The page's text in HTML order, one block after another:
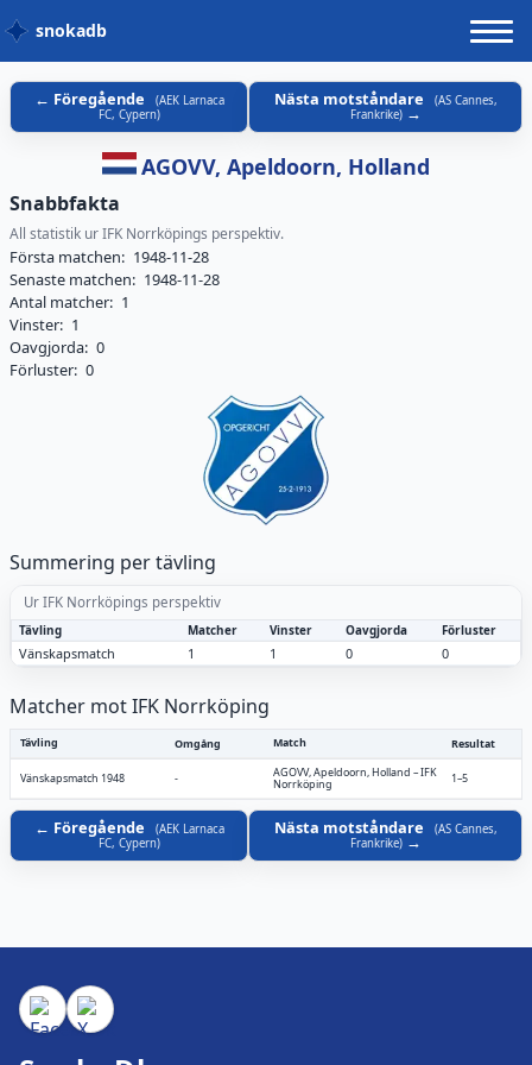
snokadb
Föregående (AEK Larnaca
FC, Cypern)
Nästa motståndare (AS Cannes,
Frankrike)
AGOVV, Apeldoorn, Holland
Snabbfakta
All statistik ur IFK Norrköpings perspektiv.
Första matchen: 1948-11-28
Senaste matchen: 1948-11-28
Antal matcher: 1
Vinster: 1
Oavgjorda: 0
Förluster: 0
Summering per tävling
Ur IFK Norrköpings perspektiv
Tävling Matcher Vinster Oavgjorda Förluster
Vänskapsmatch 1 1 0 0
Matcher mot IFK Norrköping
Tävling Omgång Match Resultat
Vänskapsmatch 1948 - AGOVV, Apeldoorn, Holland –IFK
Norrköping 1–5
Föregående (AEK Larnaca
FC, Cypern)
Nästa motståndare (AS Cannes,
Frankrike)